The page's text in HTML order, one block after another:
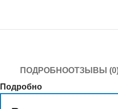
ПОДРОБНООТЗЫВЫ
Подробно